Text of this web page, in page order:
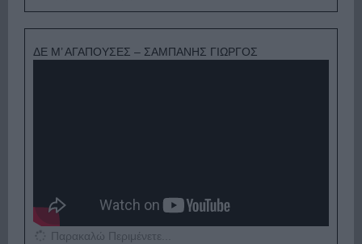
ΔΕ Μ’ ΑΓΑΠΟΥΣΕΣ – ΣΑΜΠΑΝΗΣ ΓΙΩΡΓΟΣ
Παρακαλώ Περιμένετε...